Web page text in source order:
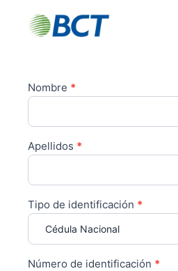
Solicitud
Tarjetas
Web
Nombre *
Apellidos *
Tipo de identificación *
Número de identificación *